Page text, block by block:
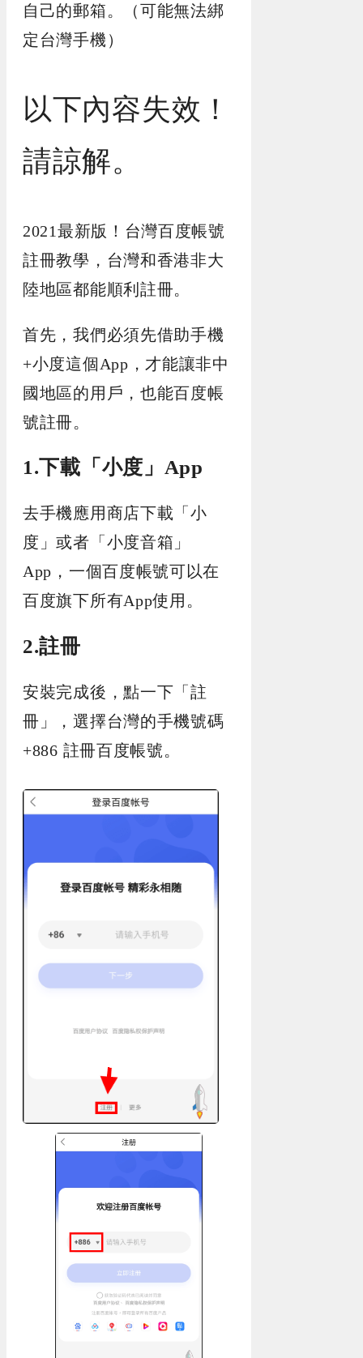
自己的郵箱。（可能無法綁
定台灣手機）
以下內容失效！
請諒解。
2021最新版！台灣百度帳號
註冊教學，台灣和香港非大
陸地區都能順利註冊。
首先，我們必須先借助手機
+小度這個App，才能讓非中
國地區的用戶，也能百度帳
號註冊。
1.下載「小度」App
去手機應用商店下載「小
度」或者「小度音箱」
App，一個百度帳號可以在
百度旗下所有App使用。
2.註冊
安裝完成後，點一下「註
冊」，選擇台灣的手機號碼
+886 註冊百度帳號。